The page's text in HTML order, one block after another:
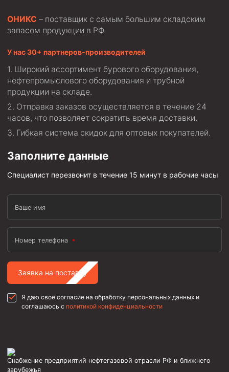
ОНИКС – поставщик с самым большим складским
запасом продукции в РФ.
У нас 30+ партнеров-производителей
Широкий ассортимент бурового оборудования,
нефтепромыслового оборудования и трубной
продукции на складе.
Отправка заказов осуществляется в течение 24
часов, что позволяет сократить время доставки.
Гибкая система скидок для оптовых покупателей.
Заполните данные
Специалист перезвонит в течение 15 минут в рабочие часы
Ваше имя
Номер телефона
Заявка на поставку
Я даю свое согласие на обработку персональных данных и
соглашаюсь с политикой конфиденциальности
Снабжение предприятий нефтегазовой отрасли РФ и ближнего
зарубежья